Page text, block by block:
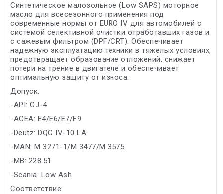
Синтетическое малозольное (Low SAPS) моторное
масло для всесезонного применения под
современные нормы от EURO IV для автомобилей с
системой селективной очистки отработавших газов и
с сажевым фильтром (DPF/CRT). Обеспечивает
надежную эксплуатацию техники в тяжелых условиях,
предотвращает образование отложений, снижает
потери на трение в двигателе и обеспечивает
оптимальную защиту от износа.
Допуск:
-API: CJ-4
-ACEA: E4/E6/E7/E9
-Deutz: DQC IV-10 LA
-MAN: M 3271-1/M 3477/M 3575
-MB: 228.51
-Scania: Low Ash
Соответствие: